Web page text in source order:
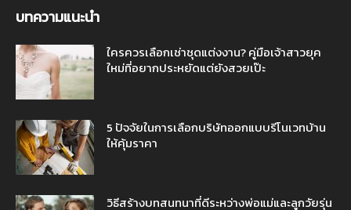
บทความแนะนำ
ใครควรเลือกเช่าชุดแต่งงาน? คู่มือเจ้าสาวยุค
ใหม่ที่อยากประหยัดแต่ยังสวยเป๊ะ
5 ปัจจัยในการเลือกบริษัทออกแบบรีโนเวทบ้าน
ให้คุ้มราคา
วิธีสร้างบทสนทนาที่ดีระหว่างพ่อแม่และลูกวัยรุ่น